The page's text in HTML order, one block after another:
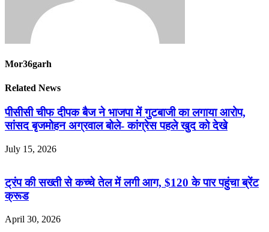
Mor36garh
Related News
पीसीसी चीफ दीपक बैज ने भाजपा में गुटबाजी का लगाया आरोप,
सांसद बृजमोहन अग्रवाल बोले- कांग्रेस पहले खुद को देखे
July 15, 2026
ट्रंप की सख्ती से कच्चे तेल में लगी आग, $120 के पार पहुंचा ब्रेंट
क्रूड
April 30, 2026